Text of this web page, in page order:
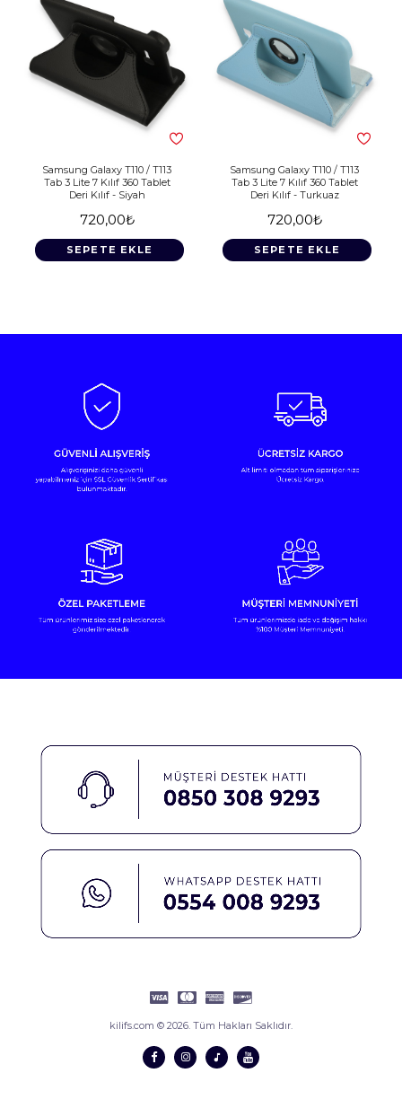
Samsung Galaxy T110 / T113
Tab 3 Lite 7 Kılıf 360 Tablet
Deri Kılıf - Siyah
720,00₺
SEPETE EKLE
Samsung Galaxy T110 / T113
Tab 3 Lite 7 Kılıf 360 Tablet
Deri Kılıf - Turkuaz
720,00₺
SEPETE EKLE
kilifs.com © 2026. Tüm Hakları Saklıdır.